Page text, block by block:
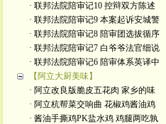
· 联邦法院陪审记10 控辩双方陈述
· 联邦法院陪审记9 本案起诉安城警
· 联邦法院陪审记8 陪审团选拔循序
· 联邦法院陪审记7 白爷爷法官细说
· 联邦法院陪审记6 陪审体系英译中
【阿立大厨美味】
· 阿立改良版脆皮五花肉 家乡的味
· 阿立杭帮菜交响曲 花椒鸡酱油鸡
· 酱油手撕鸡PK盐水鸡 鸡腿两吃孰